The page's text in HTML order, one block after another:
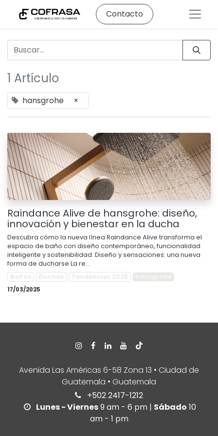
Contacto
1 Artículo
hansgrohe ×
Raindance Alive de hansgrohe: diseño,
innovación y bienestar en la ducha
Descubra cómo la nueva línea Raindance Alive transforma el
espacio de baño con diseño contemporáneo, funcionalidad
inteligente y sostenibilidad. Diseño y sensaciones: una nueva
forma de ducharse La re...
Baños Duchas Tendencias 2025
17/03/2025
Avenida Las Américas 6-58 Zona 13 • Ciudad de
Guatemala • Guatemala
+502 2417-1212
Lunes - Viernes9 am - 6 pm | Sábado 10
am - 1 pm